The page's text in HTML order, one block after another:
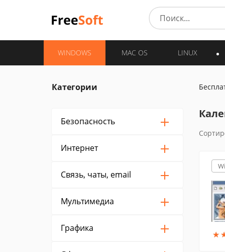
WINDOWS MAC OS LINUX
Категории
Безопасность
Интернет
Связь, чаты, email
Мультимедиа
Графика
★
★